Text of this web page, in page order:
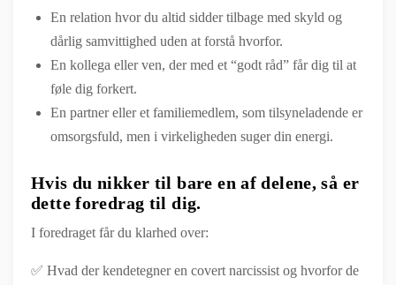
En relation hvor du altid sidder tilbage med skyld og
dårlig samvittighed uden at forstå hvorfor.
En kollega eller ven, der med et “godt råd” får dig til at
føle dig forkert.
En partner eller et familiemedlem, som tilsyneladende er
omsorgsfuld, men i virkeligheden suger din energi.
Hvis du nikker til bare en af delene, så er
dette foredrag til dig.
I foredraget får du klarhed over:
✅ Hvad der kendetegner en covert narcissist og hvorfor de